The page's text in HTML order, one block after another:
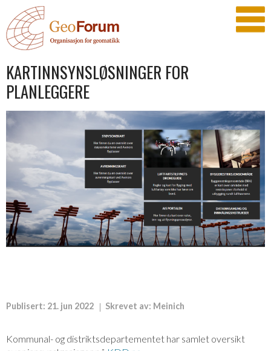
KARTINNSYNSLØSNINGER FOR
PLANLEGGERE
Publisert: 21. jun 2022 Skrevet av: Meinich
Kommunal- og distriktsdepartementet har samlet oversikt